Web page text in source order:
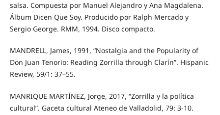
salsa. Compuesta por Manuel Alejandro y Ana Magdalena.
Álbum Dicen Que Soy. Producido por Ralph Mercado y
Sergio George. RMM, 1994. Disco compacto.
MANDRELL, James, 1991, “Nostalgia and the Popularity of
Don Juan Tenorio: Reading Zorrilla through Clarín”. Hispanic
Review, 59/1: 37–55.
MANRIQUE MARTÍNEZ, Jorge, 2017, “Zorrilla y la política
cultural”. Gaceta cultural Ateneo de Valladolid, 79: 3-10.